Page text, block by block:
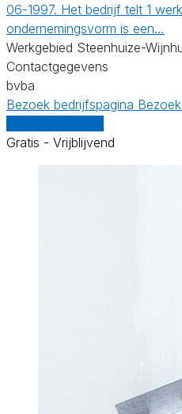
06-1997. Het bedrijf telt 1
ondernemingsvorm is een…
Werkgebied Steenhuize-
Contactgegevens
bvba
Bezoek bedrijfspagina
Gratis - Vrijblijvend